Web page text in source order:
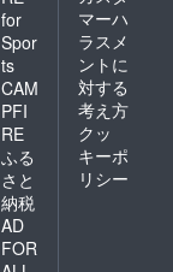
for
Spor
ts
CAM
PFI
RE
ふる
さと
納税
AD
FOR
マーハ
ラスメ
ントに
対する
考え方
クッ
キーポ
リシー